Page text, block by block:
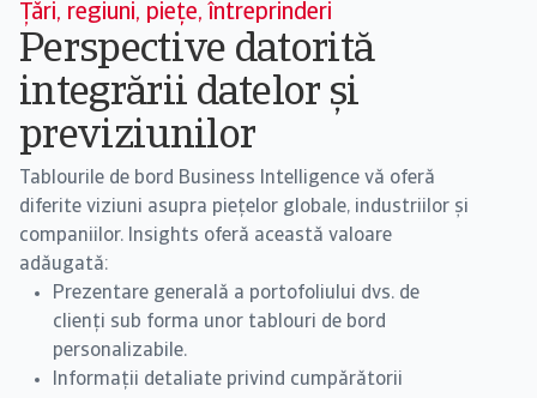
Țări, regiuni, piețe, întreprinderi
Perspective datorită
integrării datelor și
previziunilor
Tablourile de bord Business Intelligence vă oferă
diferite viziuni asupra piețelor globale, industriilor și
companiilor. Insights oferă această valoare
adăugată:
Prezentare generală a portofoliului dvs. de
clienți sub forma unor tablouri de bord
personalizabile.
Informații detaliate privind cumpărătorii